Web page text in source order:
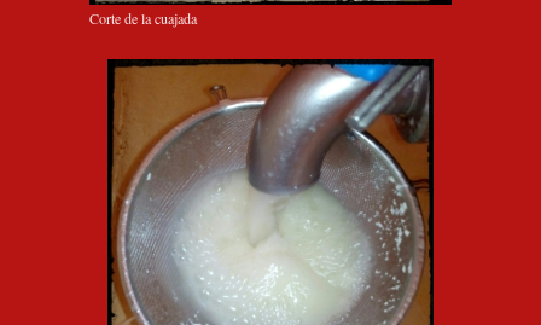
Corte de la cuajada